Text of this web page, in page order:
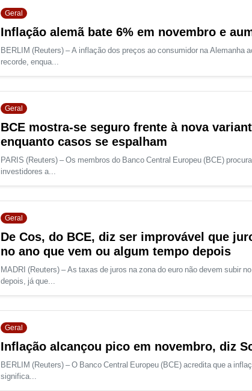
Geral
Inflação alemã bate 6% em novembro e
BERLIM (Reuters) – A inflação dos preços ao consumidor na Alemanha
recorde, enqua...
Geral
BCE mostra-se seguro frente à nova
enquanto casos se espalham
PARIS (Reuters) – Os membros do Banco Central Europeu (BCE)
investidores a...
Geral
De Cos, do BCE, diz ser improvável que
no ano que vem ou algum tempo depois
MADRI (Reuters) – As taxas de juros na zona do euro não devem subir
depois, já que...
Geral
Inflação alcançou pico em novembro, diz
BERLIM (Reuters) – O Banco Central Europeu (BCE) acredita que a
significa...